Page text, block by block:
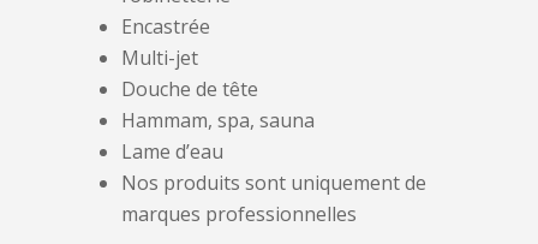
Encastrée
Multi-jet
Douche de tête
Hammam, spa, sauna
Lame d’eau
Nos produits sont uniquement de
marques professionnelles